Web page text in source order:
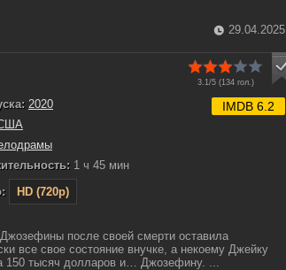
29.04.2025
3.1/5 (134гол.)
2020
1 ч 45 мин
HD (720p)
IMDB 6.2
после своей смерти оставила
все свое состояние внучке, а некоему Джейку
150 тысяч долларов и… Джозефину. ...